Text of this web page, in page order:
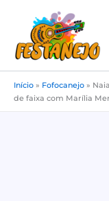
conteúdo
Início » Fofocanejo »
de faixa com Marília